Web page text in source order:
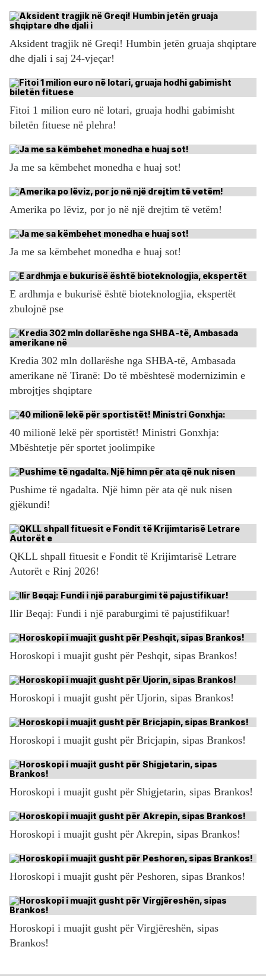
Aksident tragjik në Greqi! Humbin jetën gruaja shqiptare
dhe djali i saj 24-vjeçar!
Fitoi 1 milion euro në lotari, gruaja hodhi gabimisht
biletën fituese në plehra!
Ja me sa këmbehet monedha e huaj sot!
Amerika po lëviz, por jo në një drejtim të vetëm!
Ja me sa këmbehet monedha e huaj sot!
E ardhmja e bukurisë është bioteknologjia, ekspertët
zbulojnë pse
Kredia 302 mln dollarëshe nga SHBA-të, Ambasada
amerikane në Tiranë: Do të mbështesë modernizimin e
mbrojtjes shqiptare
40 milionë lekë për sportistët! Ministri Gonxhja:
Mbështetje për sportet joolimpike
Pushime të ngadalta. Një himn për ata që nuk nisen
gjëkundi!
QKLL shpall fituesit e Fondit të Krijimtarisë Letrare
Autorët e Rinj 2026!
Ilir Beqaj: Fundi i një paraburgimi të pajustifikuar!
Horoskopi i muajit gusht për Peshqit, sipas Brankos!
Horoskopi i muajit gusht për Ujorin, sipas Brankos!
Horoskopi i muajit gusht për Bricjapin, sipas Brankos!
Horoskopi i muajit gusht për Shigjetarin, sipas Brankos!
Horoskopi i muajit gusht për Akrepin, sipas Brankos!
Horoskopi i muajit gusht për Peshoren, sipas Brankos!
Horoskopi i muajit gusht për Virgjëreshën, sipas
Brankos!